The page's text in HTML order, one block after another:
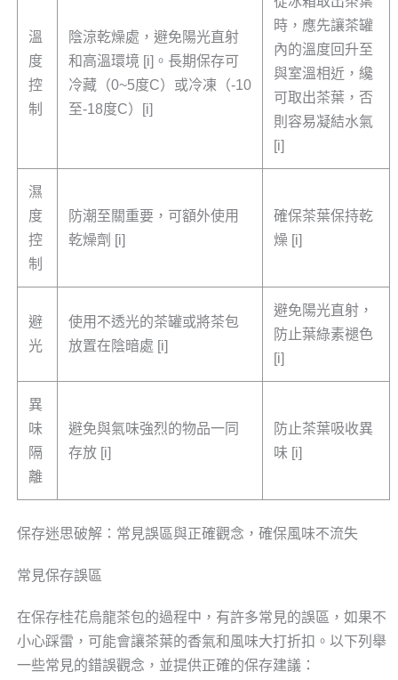
溫
度
控
制
陰涼乾燥處，避免陽光直射
和高溫環境 [i]。長期保存可
冷藏（0~5度C）或冷凍（-10
至-18度C）[i]
時，應先讓茶罐
內的溫度回升至
與室溫相近，纔
可取出茶葉，否
則容易凝結水氣
[i]
濕
度
控
制
防潮至關重要，可額外使用
乾燥劑 [i]
確保茶葉保持乾
燥 [i]
避
光
使用不透光的茶罐或將茶包
放置在陰暗處 [i]
避免陽光直射，
防止葉綠素褪色
[i]
異
味
隔
離
避免與氣味強烈的物品一同
存放 [i]
防止茶葉吸收異
味 [i]
保存迷思破解：常見誤區與正確觀念，確保風味不流失
常見保存誤區
在保存桂花烏龍茶包的過程中，有許多常見的誤區，如果不
小心踩雷，可能會讓茶葉的香氣和風味大打折扣。以下列舉
一些常見的錯誤觀念，並提供正確的保存建議：